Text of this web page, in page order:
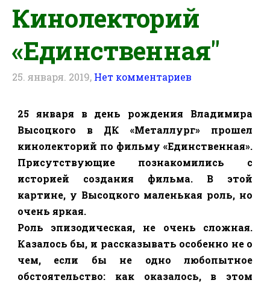
Кинолекторий
«Единственная"
25. января. 2019, Нет комментариев
25 января в день рождения Владимира
Высоцкого в ДК «Металлург» прошел
кинолекторий по фильму «Единственная».
Присутствующие познакомились с
историей создания фильма. В этой
картине, у Высоцкого маленькая роль, но
очень яркая.
Роль эпизодическая, не очень сложная.
Казалось бы, и рассказывать особенно не о
чем, если бы не одно любопытное
обстоятельство: как оказалось, в этом